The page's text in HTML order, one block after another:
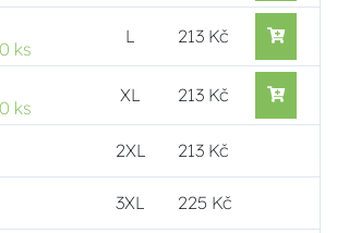
ks
L 213 Kč
ks
XL 213 Kč
2XL 213 Kč
3XL
225 Kč